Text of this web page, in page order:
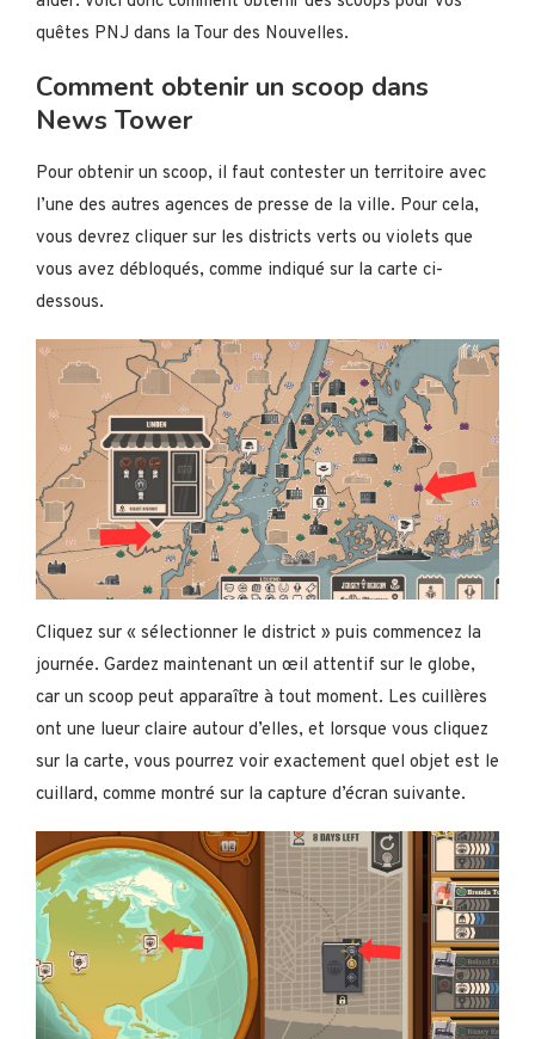
quêtes PNJ dans la Tour des Nouvelles.
Comment obtenir un scoop dans
News Tower
Pour obtenir un scoop, il faut contester un territoire avec
l’une des autres agences de presse de la ville. Pour cela,
vous devrez cliquer sur les districts verts ou violets que
vous avez débloqués, comme indiqué sur la carte ci-
dessous.
Cliquez sur « sélectionner le district » puis commencez la
journée. Gardez maintenant un œil attentif sur le globe,
car un scoop peut apparaître à tout moment. Les cuillères
ont une lueur claire autour d’elles, et lorsque vous cliquez
sur la carte, vous pourrez voir exactement quel objet est le
cuillard, comme montré sur la capture d’écran suivante.